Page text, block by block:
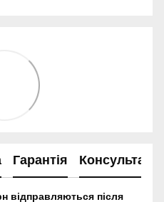
Гарантія Консультація
відправляються після